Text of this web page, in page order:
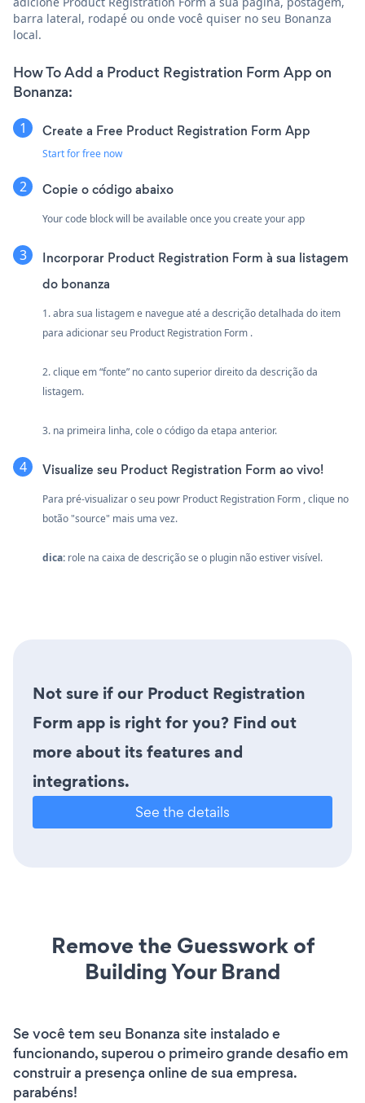
barra lateral, rodapé ou onde você quiser no seu Bonanza
local.
How To Add a Product Registration Form App on
Bonanza:
Create a Free Product Registration Form App
Start for free now
Copie o código abaixo
Your code block will be available once you create your app
Incorporar Product Registration Form à sua listagem
do bonanza
1. abra sua listagem e navegue até a descrição detalhada do item
para adicionar seu Product Registration Form .
2. clique em “fonte” no canto superior direito da descrição da
listagem.
3. na primeira linha, cole o código da etapa anterior.
Visualize seu Product Registration Form ao vivo!
Para pré-visualizar o seu powr Product Registration Form , clique no
botão "source" mais uma vez.
dica: role na caixa de descrição se o plugin não estiver visível.
Not sure if our Product Registration
Form app is right for you? Find out
more about its features and
integrations.
See the details
Remove the Guesswork of
Building Your Brand
Se você tem seu Bonanza site instalado e
funcionando, superou o primeiro grande desafio em
construir a presença online de sua empresa.
parabéns!